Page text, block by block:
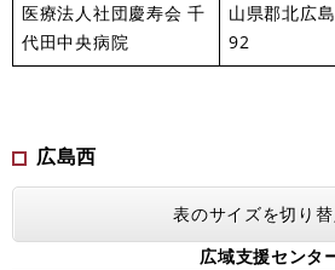
医療法人社団慶寿会 千
代田中央病院
山県郡北広
92
広島西
表のサイズを切り
広域支援センタ